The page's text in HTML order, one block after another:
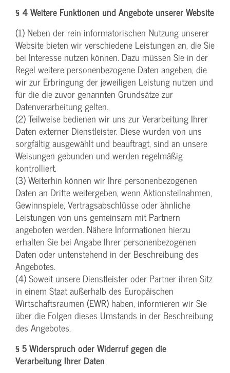
§ 4 Weitere Funktionen und Angebote unserer Website
(1) Neben der rein informatorischen Nutzung unserer
Website bieten wir verschiedene Leistungen an, die Sie
bei Interesse nutzen können. Dazu müssen Sie in der
Regel weitere personenbezogene Daten angeben, die
wir zur Erbringung der jeweiligen Leistung nutzen und
für die die zuvor genannten Grundsätze zur
Datenverarbeitung gelten.
(2) Teilweise bedienen wir uns zur Verarbeitung Ihrer
Daten externer Dienstleister. Diese wurden von uns
sorgfältig ausgewählt und beauftragt, sind an unsere
Weisungen gebunden und werden regelmäßig
kontrolliert.
(3) Weiterhin können wir Ihre personenbezogenen
Daten an Dritte weitergeben, wenn Aktionsteilnahmen,
Gewinnspiele, Vertragsabschlüsse oder ähnliche
Leistungen von uns gemeinsam mit Partnern
angeboten werden. Nähere Informationen hierzu
erhalten Sie bei Angabe Ihrer personenbezogenen
Daten oder untenstehend in der Beschreibung des
Angebotes.
(4) Soweit unsere Dienstleister oder Partner ihren Sitz
in einem Staat außerhalb des Europäischen
Wirtschaftsraumen (EWR) haben, informieren wir Sie
über die Folgen dieses Umstands in der Beschreibung
des Angebotes.
§ 5 Widerspruch oder Widerruf gegen die
Verarbeitung Ihrer Daten